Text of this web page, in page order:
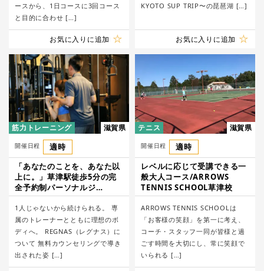
ースから、1日コースに3回コース
と目的に合わせ […]
お気に入りに追加
KYOTO SUP TRIP〜の琵琶湖 […]
お気に入りに追加
筋力トレーニング 滋賀県
開催日程
適時
「あなたのことを、あなた以
上に。」草津駅徒歩5分の完
全予約制パーソナルジ
ム/REGNAS（レグナス）
1人じゃないから続けられる。 専
属のトレーナーとともに理想のボ
ディへ。 REGNAS（レグナス）に
ついて 無料カウンセリングで導き
出された姿 […]
テニス 滋賀県
開催日程
適時
レベルに応じて受講できる一
般大人コース/ARROWS
TENNIS SCHOOL草津校
ARROWS TENNIS SCHOOLは
「お客様の笑顔」を第一に考え、
コーチ・スタッフ一同が皆様と過
ごす時間を大切にし、常に笑顔で
いられる […]